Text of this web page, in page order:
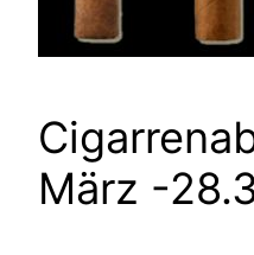
März -